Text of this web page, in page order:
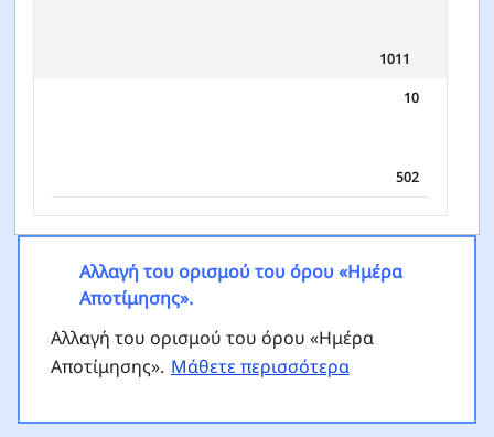
1011
10
502
Αλλαγή του ορισμού του όρου «Ημέρα
Αποτίμησης».
Αλλαγή του ορισμού του όρου «Ημέρα
Αποτίμησης». Μάθετε περισσότερα
(acc) EUR - LU0195952857